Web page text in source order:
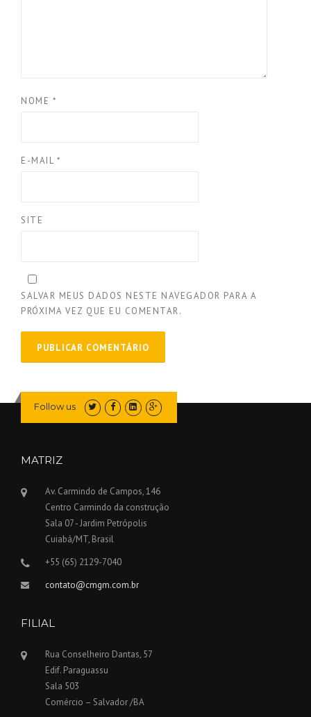
NOME *
E-MAIL *
SITE
SALVAR MEUS DADOS NESTE NAVEGADOR PARA A
PRÓXIMA VEZ QUE EU COMENTAR.
Follow us
MATRIZ
Av. Carmindo de Campos, 146
Centro Carmindo da construção
Sala 07 - Jardim Petrópolis
Cuiabá/MT, Brasil
+55 (65) 2129-7040
contato@cmgm.com.br
FILIAL
Rua Conselheiro Dantas, 57
Edif. Paraguassu
Sala 503
Comércio – Salvador /BA